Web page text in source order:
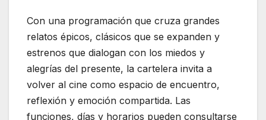
Con una programación que cruza grandes
relatos épicos, clásicos que se expanden y
estrenos que dialogan con los miedos y
alegrías del presente, la cartelera invita a
volver al cine como espacio de encuentro,
reflexión y emoción compartida. Las
funciones, días y horarios pueden consultarse